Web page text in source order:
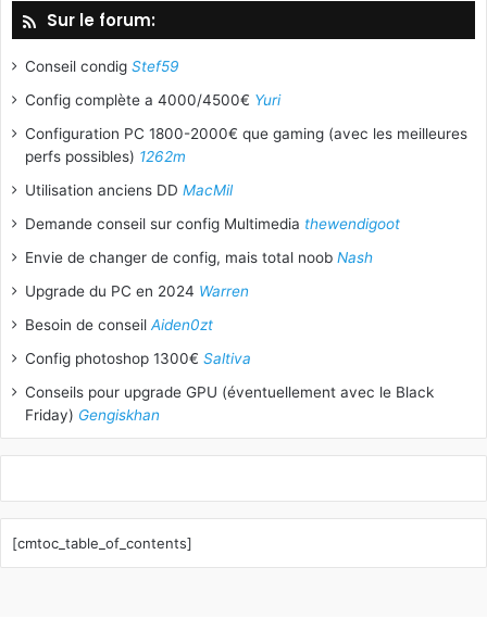
Sur le forum:
Conseil condig Stef59
Config complète a 4000/4500€ Yuri
Configuration PC 1800-2000€ que gaming (avec les meilleures
perfs possibles) 1262m
Utilisation anciens DD MacMil
Demande conseil sur config Multimedia thewendigoot
Envie de changer de config, mais total noob Nash
Upgrade du PC en 2024 Warren
Besoin de conseil Aiden0zt
Config photoshop 1300€ Saltiva
Conseils pour upgrade GPU (éventuellement avec le Black
Friday) Gengiskhan
[cmtoc_table_of_contents]